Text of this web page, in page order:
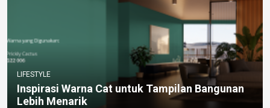
LIFESTYLE
Inspirasi Warna Cat untuk Tampilan Bangunan
Lebih Menarik